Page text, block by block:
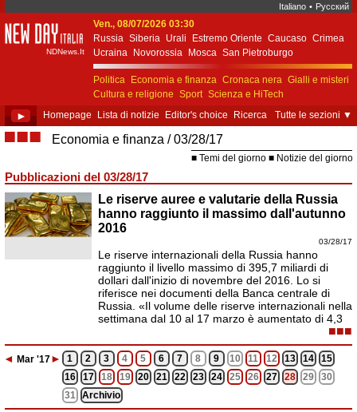
Italiano • Русский
New Day Italia
NDNews.It
Ven., 08/07/2026 03:30
Russia Siberia Urali Estremo Oriente Caucaso Crimea
Ucraina
Novorossia Mosca San Pietroburgo
Ekaterinburgo Kiev Simferopol
Sebastopoli
Politica
Economia e finanza Cronaca nera Gialli e misteri
Cultura e religione Sport Scienza e HiTech
Costume e società
Unione Europea
► Homepage Lista di notizie Editor's choice Ricerca Tutte le sezioni ▼
■■■ Economia e finanza 03/28/17
Temi del giorno Notizie del giorno
Pubblicazioni del 03/28/17
Le riserve auree e valutarie della Russia
hanno raggiunto il massimo dall'autunno
2016
03/28/17
Le riserve internazionali della Russia hanno
raggiunto il livello massimo di 395,7 miliardi di
dollari dall'inizio di novembre del 2016. Lo si
riferisce nei documenti della Banca centrale di
Russia. «Il volume delle riserve internazionali nella
settimana dal 10 al 17 marzo è aumentato di 4,3
■■■
◄ Mar '17► 1 2 3 4 5 6 7 8 9 10 11 12 13 14
15
16
17 18 19 20 21 22 23 24 25 26 27 28 29
30
31
Archivio